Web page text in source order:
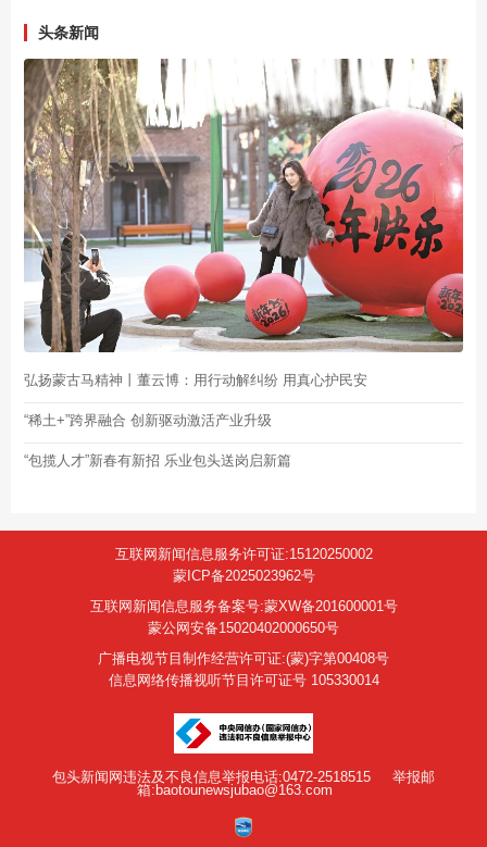
头条新闻
弘扬蒙古马精神丨董云博：用行动解纠纷 用真心护民安
“稀土+”跨界融合 创新驱动激活产业升级
“包揽人才”新春有新招 乐业包头送岗启新篇
互联网新闻信息服务许可证:15120250002
蒙ICP备2025023962号
互联网新闻信息服务备案号:蒙XW备201600001号
蒙公网安备15020402000650号
广播电视节目制作经营许可证:(蒙)字第00408号
信息网络传播视听节目许可证号 105330014
包头新闻网违法及不良信息举报电话:0472-2518515
举报邮
箱:baotounewsjubao@163.com